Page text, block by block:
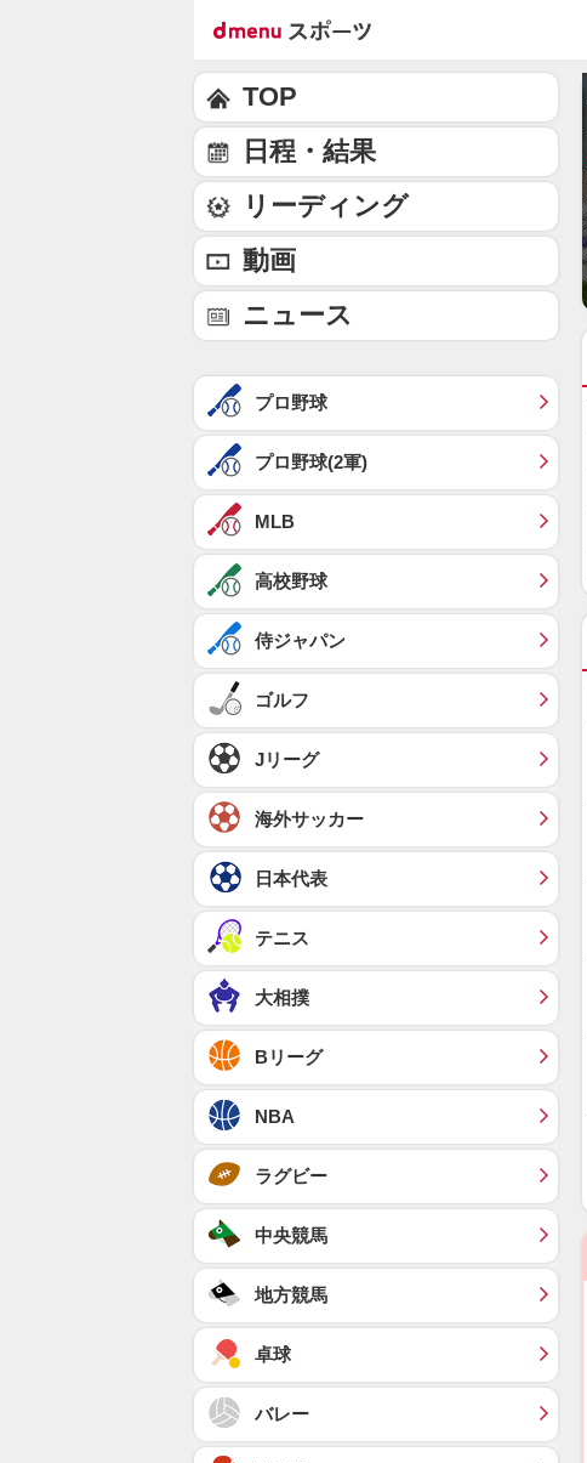
TOP
日程・結果
リーディング
動画
ニュース
プロ野球
プロ野球(2軍)
MLB
高校野球
侍ジャパン
ゴルフ
Jリーグ
海外サッカー
日本代表
テニス
大相撲
Bリーグ
NBA
ラグビー
中央競馬
地方競馬
卓球
バレー